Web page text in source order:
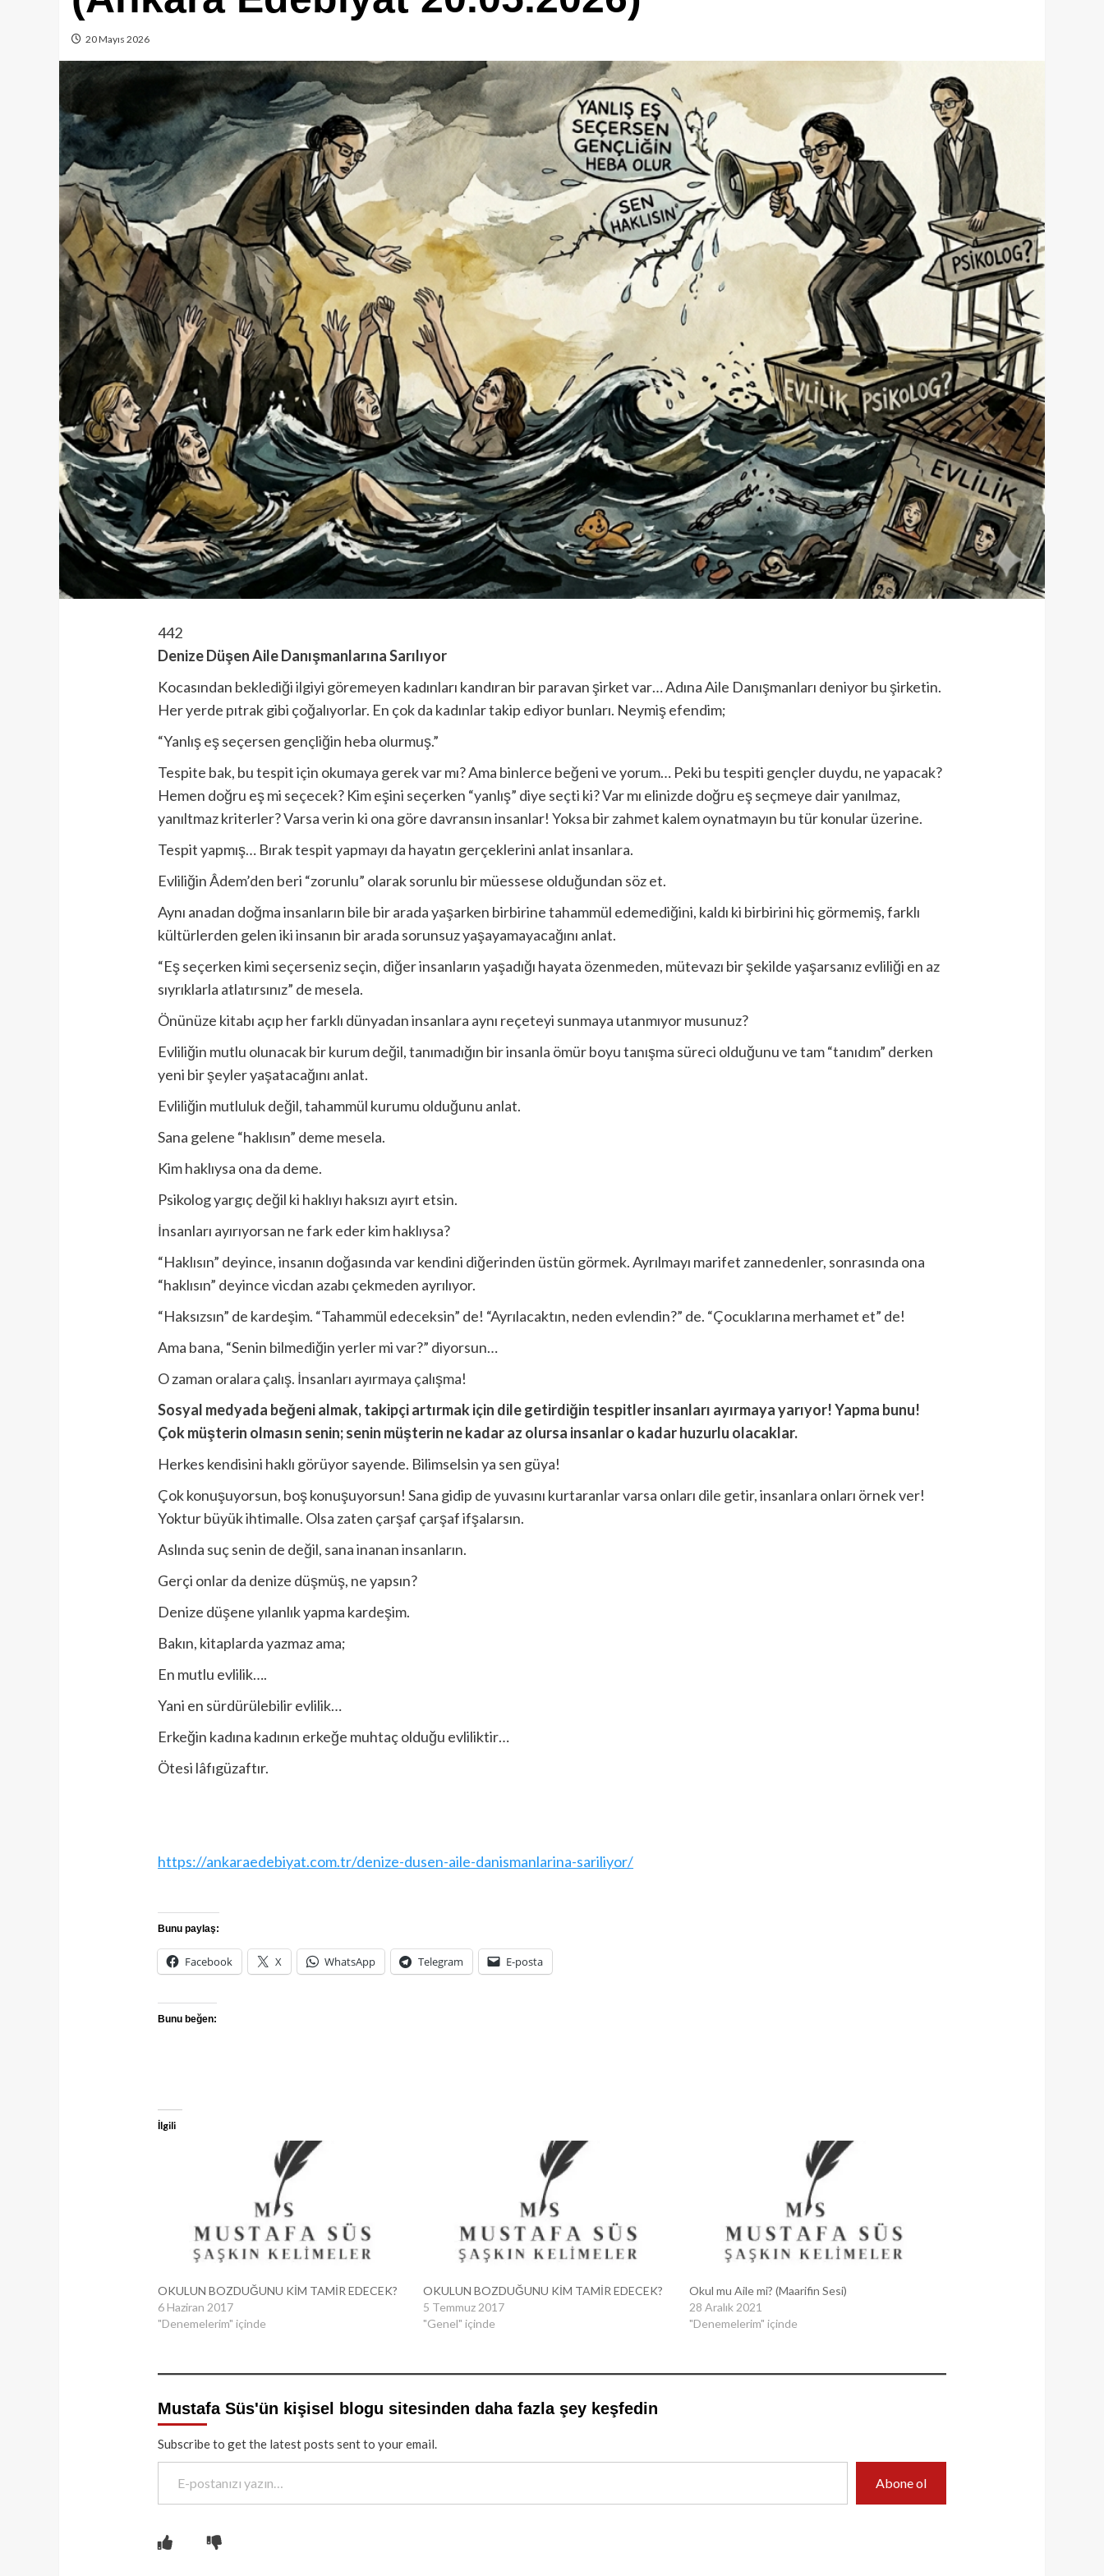
20 Mayıs 2026
442
Denize Düşen Aile Danışmanlarına Sarılıyor
Kocasından beklediği ilgiyi göremeyen kadınları kandıran bir paravan şirket var… Adına Aile Danışmanları deniyor bu şirketin.
Her yerde pıtrak gibi çoğalıyorlar. En çok da kadınlar takip ediyor bunları. Neymiş efendim;
“Yanlış eş seçersen gençliğin heba olurmuş.”
Tespite bak, bu tespit için okumaya gerek var mı? Ama binlerce beğeni ve yorum… Peki bu tespiti gençler duydu, ne yapacak?
Hemen doğru eş mi seçecek? Kim eşini seçerken “yanlış” diye seçti ki? Var mı elinizde doğru eş seçmeye dair yanılmaz,
yanıltmaz kriterler? Varsa verin ki ona göre davransın insanlar! Yoksa bir zahmet kalem oynatmayın bu tür konular üzerine.
Tespit yapmış… Bırak tespit yapmayı da hayatın gerçeklerini anlat insanlara.
Evliliğin Âdem’den beri “zorunlu” olarak sorunlu bir müessese olduğundan söz et.
Aynı anadan doğma insanların bile bir arada yaşarken birbirine tahammül edemediğini, kaldı ki birbirini hiç görmemiş, farklı
kültürlerden gelen iki insanın bir arada sorunsuz yaşayamayacağını anlat.
“Eş seçerken kimi seçerseniz seçin, diğer insanların yaşadığı hayata özenmeden, mütevazı bir şekilde yaşarsanız evliliği en az
sıyrıklarla atlatırsınız” de mesela.
Önünüze kitabı açıp her farklı dünyadan insanlara aynı reçeteyi sunmaya utanmıyor musunuz?
Evliliğin mutlu olunacak bir kurum değil, tanımadığın bir insanla ömür boyu tanışma süreci olduğunu ve tam “tanıdım” derken
yeni bir şeyler yaşatacağını anlat.
Evliliğin mutluluk değil, tahammül kurumu olduğunu anlat.
Sana gelene “haklısın” deme mesela.
Kim haklıysa ona da deme.
Psikolog yargıç değil ki haklıyı haksızı ayırt etsin.
İnsanları ayırıyorsan ne fark eder kim haklıysa?
“Haklısın” deyince, insanın doğasında var kendini diğerinden üstün görmek. Ayrılmayı marifet zannedenler, sonrasında ona
“haklısın” deyince vicdan azabı çekmeden ayrılıyor.
“Haksızsın” de kardeşim. “Tahammül edeceksin” de! “Ayrılacaktın, neden evlendin?” de. “Çocuklarına merhamet et” de!
Ama bana, “Senin bilmediğin yerler mi var?” diyorsun…
O zaman oralara çalış. İnsanları ayırmaya çalışma!
Sosyal medyada beğeni almak, takipçi artırmak için dile getirdiğin tespitler insanları ayırmaya yarıyor! Yapma bunu!
Çok müşterin olmasın senin; senin müşterin ne kadar az olursa insanlar o kadar huzurlu olacaklar.
Herkes kendisini haklı görüyor sayende. Bilimselsin ya sen güya!
Çok konuşuyorsun, boş konuşuyorsun! Sana gidip de yuvasını kurtaranlar varsa onları dile getir, insanlara onları örnek ver!
Yoktur büyük ihtimalle. Olsa zaten çarşaf çarşaf ifşalarsın.
Aslında suç senin de değil, sana inanan insanların.
Gerçi onlar da denize düşmüş, ne yapsın?
Denize düşene yılanlık yapma kardeşim.
Bakın, kitaplarda yazmaz ama;
En mutlu evlilik….
Yani en sürdürülebilir evlilik…
Erkeğin kadına kadının erkeğe muhtaç olduğu evliliktir…
Ötesi lâfıgüzaftır.
https://ankaraedebiyat.com.tr/denize-dusen-aile-danismanlarina-sariliyor/
Bunu paylaş:
Facebook X WhatsApp Telegram E-posta
Bunu beğen:
İlgili
OKULUN BOZDUĞUNU KİM TAMİR EDECEK?
6 Haziran 2017
"Denemelerim" içinde
OKULUN BOZDUĞUNU KİM TAMİR EDECEK?
5 Temmuz 2017
"Genel" içinde
Okul mu Aile mi? (Maarifin Sesi)
28 Aralık 2021
"Denemelerim" içinde
Mustafa Süs'ün kişisel blogu sitesinden daha fazla şey keşfedin
Subscribe to get the latest posts sent to your email.
E-postanızı yazın…
Abone ol